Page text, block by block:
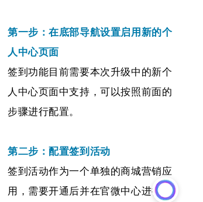
第一步：在底部导航设置启用新的个
人中心页面
签到功能目前需要本次升级中的新个
人中心页面中支持，可以按照前面的
步骤进行配置。
第二步：配置签到活动
签到活动作为一个单独的商城营销应
用，需要开通后并在官微中心进行配